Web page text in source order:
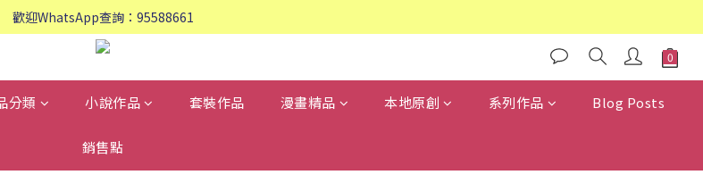
歡迎WhatsApp查詢：95588661
歡迎WhatsApp查詢：95588661
會員專享: 購物滿$800, 免運費
歡迎WhatsApp查詢：95588661
分類 小說作品 套裝作品 漫畫精品 本地原創 系列作品 Blog Posts
銷售點